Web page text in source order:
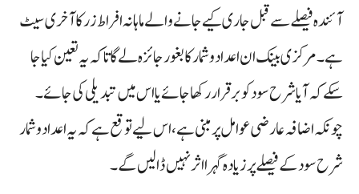
آئندہ فیصلے سے قبل جاری کیے جانے والے ماہانہ افراط زر کا آخری سیٹ
ہے۔ مرکزی بینک ان اعداد و شمار کا بغور جائزہ لے گا تاکہ یہ تعین کیا جا
سکے کہ آیا شرح سود کو برقرار رکھا جائے یا اس میں تبدیلی کی جائے۔
چونکہ اضافہ عارضی عوامل پر مبنی ہے، اس لیے توقع ہے کہ یہ اعداد و شمار
شرح سود کے فیصلے پر زیادہ گہرا اثر نہیں ڈالیں گے۔